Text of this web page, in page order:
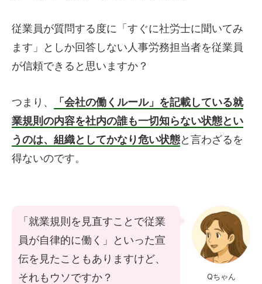
従業員が質問する度に「すぐに社労士に聞いてみ
ます」としか回答しない人事労務担当者を従業員
が信頼できると思いますか？
つまり、
「会社の働くルール」を記載している就
業規則の内容を社内の誰も一切知らない状態とい
うのは、組織としてかなり危い状態と言わざるを
得ないのです。
Qちゃん
「就業規則を見直すことで従業
員が自律的に働く」といった宣
伝を見たこともありますけど、
それもウソですか？